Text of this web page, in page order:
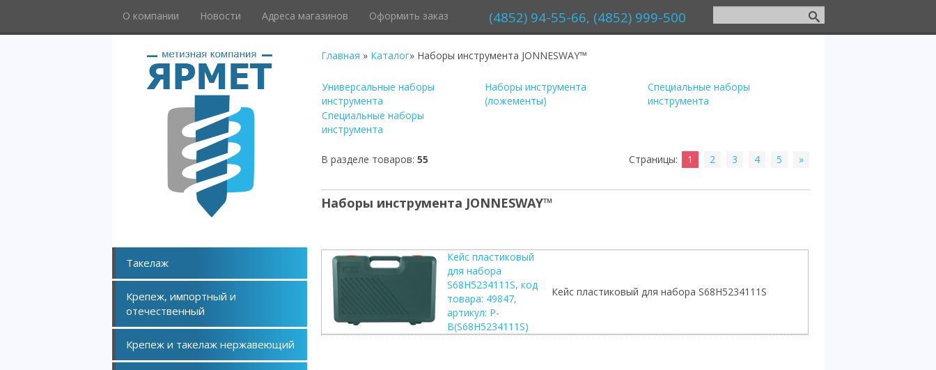
О компании Новости Адреса магазинов Оформить заказ (4852) 94-55-66, (4852) 999-500
Главная » Каталог» Наборы инструмента JONNESWAY™
Универсальные наборы
инструмента
Наборы инструмента
(ложементы)
Специальные наборы
инструмента
Специальные наборы
инструмента
В разделе товаров: 55 Страницы: 1 2 3 4 5 »
Наборы инструмента JONNESWAY™
Кейс пластиковый
для набора
S68H5234111S, код
товара: 49847,
артикул: P-
B(S68H5234111S)
Кейс пластиковый для набора S68H5234111S
Такелаж
Крепеж, импортный и
отечественный
Крепеж и такелаж нержавеющий